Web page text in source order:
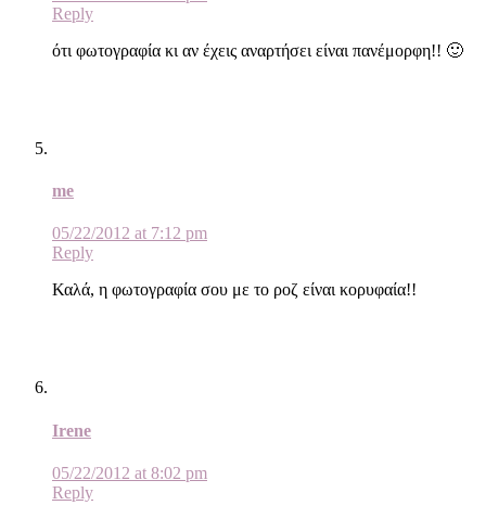
Reply
ότι φωτογραφία κι αν έχεις αναρτήσει είναι πανέμορφη!! 🙂
me
05/22/2012 at 7:12 pm
Reply
Καλά, η φωτογραφία σου με το ροζ είναι κορυφαία!!
Irene
05/22/2012 at 8:02 pm
Reply